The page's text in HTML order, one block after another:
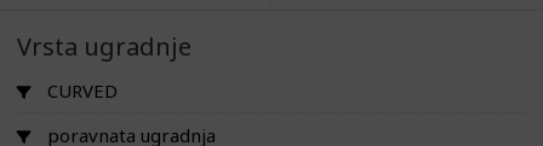
Vrsta ugradnje
CURVED
poravnata ugradnja